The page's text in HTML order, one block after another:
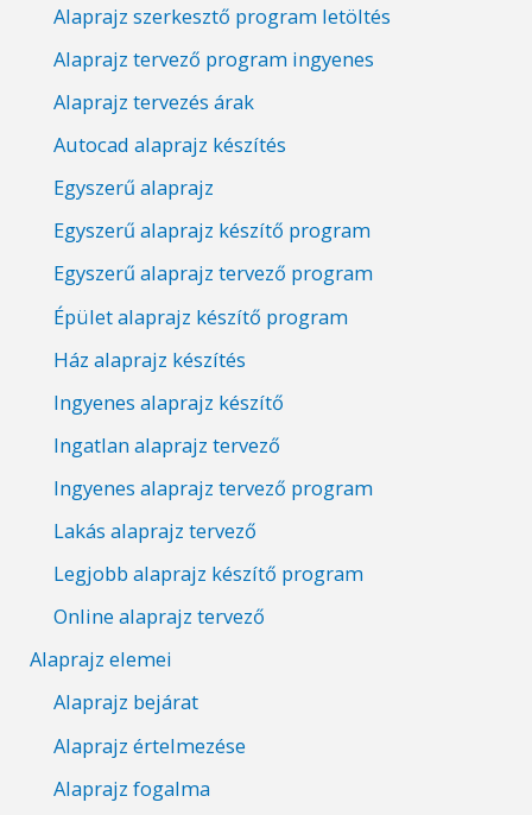
Alaprajz szerkesztő program letöltés
Alaprajz tervező program ingyenes
Alaprajz tervezés árak
Autocad alaprajz készítés
Egyszerű alaprajz
Egyszerű alaprajz készítő program
Egyszerű alaprajz tervező program
Épület alaprajz készítő program
Ház alaprajz készítés
Ingyenes alaprajz készítő
Ingatlan alaprajz tervező
Ingyenes alaprajz tervező program
Lakás alaprajz tervező
Legjobb alaprajz készítő program
Online alaprajz tervező
Alaprajz elemei
Alaprajz bejárat
Alaprajz értelmezése
Alaprajz fogalma